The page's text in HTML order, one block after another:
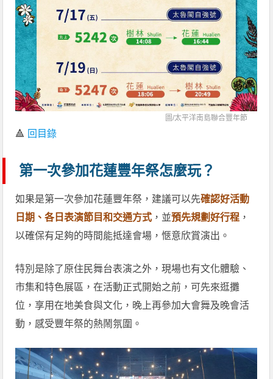
圖/太平洋南島聯合豐年節
🔺 回目錄
第一次參加花蓮豐年祭怎麼玩？
如果是第一次參加花蓮豐年祭，建議可以先確認好活動
日期、各日表演節目和交通方式 ，並預先規劃好行程 ，
以確保有足夠的時間能抵達會場，愜意欣賞演出。
特別是除了原住民舞台表演之外，現場也有文化體驗、
市集和特色展區，在活動正式開始之前，可先來逛攤
位，享用在地美食與文化，晚上再參加大會舞及晚會活
動，感受豐年祭的熱鬧氛圍。